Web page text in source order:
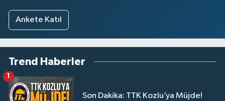
Ankete Katıl
Trend Haberler
Son Dakika: TTK Kozlu’ya Müjde!
1